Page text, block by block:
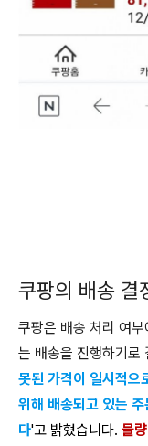
쿠팡의 배송 결
쿠팡은 배송 처리 여
는 배송을 진행하기로
못된 가격이 일시적으
위해 배송되고 있는
다'고 밝혔습니다. 물